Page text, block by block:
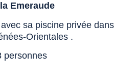
Emeraude
sa piscine privée dans
Orientales .
personnes